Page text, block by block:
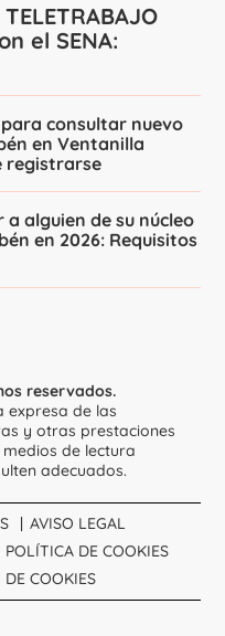
el SENA:
consultar nuevo
en Ventanilla
registrarse
a alguien de su núcleo
en 2026: Requisitos
reservados.
expresa de las
y otras prestaciones
de lectura
adecuados.
AVISO LEGAL
POLÍTICA DE COOKIES
COOKIES